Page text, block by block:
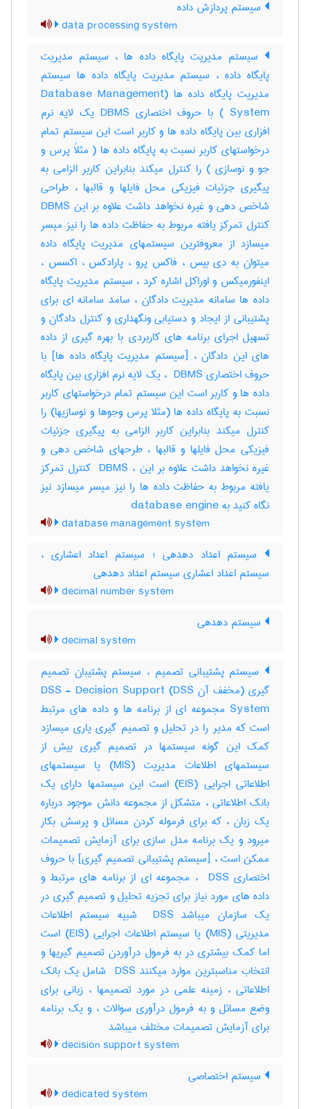
سیستم پردازش داده
data processing system
سیستم مدیریت پایگاه داده ها ، سیستم مدیریت
پایگاه داده ، سیستم مدیریت پایگاه داده ها سیستم
مدیریت پایگاه داده ها (Database Management
System ) با حروف اختصاری DBMS یک لایه نرم
افزاری بین پایگاه داده ها و کاربر است این سیستم تمام
درخواستهای کاربر نسبت به پایگاه داده ها ( مثلاً پرس و
جو و نوسازی ) را کنترل میکند بنابراین کاربر الزامی به
پیگیری جزئیات فیزیکی محل فایلها و قالبها ، طراحی
شاخص دهی و غیره نخواهد داشت علاوه بر این DBMS
کنترل تمرکز یافته مربوط به حفاظت داده ها را نیز میسر
میسازد از معروفترین سیستمهای مدیریت پایگاه داده
میتوان به دی بیس ، فاکس پرو ، پارادکس ، اکسس ،
اینفورمیکس و اوراکل اشاره کرد ، سیستم مدیریت پایگاه
داده ها سامانه مدیریت دادگان ، سامد سامانه ای برای
پشتیبانی از ایجاد و دستیابی ونگهداری و کنترل دادگان و
تسهیل اجرای برنامه های کاربردی با بهره گیری از داده
های این دادگان ، [سیستم مدیریت پایگاه داده ها] با
حروف اختصاری ‎ DBMS ، یک لایه نرم افزاری بین پایگاه
داده ها و کاربر است این سیستم تمام درخواستهای کاربر
نسبت به پایگاه داده ها (مثلا پرس وجوها و نوسازیها) را
کنترل میکند بنابراین کاربر الزامی به پیگیری جزئیات
فیزیکی محل فایلها و قالبها ، طرحهای شاخص دهی و
غیره نخواهد داشت علاوه بر این ، ‎ DBMS کنترل تمرکز
یافته مربوط به حفاظت داده ها را نیز میسر میسازد نیز
نگاه کنید به ‎ database engine
database management system
سیستم اعداد دهدهی ؛ سیستم اعداد اعشاری ،
سیستم اعداد اعشاری سیستم اعداد دهدهی
decimal number system
سیستم دهدهی
decimal system
سیستم پشتیبانی تصمیم ، سیستم پشتیبان تصمیم
گیری (مخفف آن DSS) DSS - Decision Support
System مجموعه ای از برنامه ها و داده های مرتبط
است که مدیر را در تحلیل و تصمیم گیری یاری میسازد
کمک این گونه سیستمها در تصمیم گیری بیش از
سیستمهای اطلاعات مدیریت (MIS) یا سیستمهای
اطلاعاتی اجرایی (EIS) است این سیستمها دارای یک
بانک اطلاعاتی ، متشکل از مجموعه دانش موجود درباره
یک زبان ، که برای فرموله کردن مسائل و پرسش بکار
میرود و یک برنامه مدل سازی برای آزمایش تصمیمات
ممکن است ، [سیستم پشتیبانی تصمیم گیری] با حروف
اختصاری ‎ DSS ، مجموعه ای از برنامه های مرتبط و
داده های مورد نیاز برای تجزیه تحلیل و تصمیم گیری در
یک سازمان میباشد ‎ DSS شبیه سیستم اطلاعات
مدیریتی (‎MIS) یا سیستم اطلاعات اجرایی (‎EIS) است
اما کمک بیشتری در به فرمول درآوردن تصمیم گیریها و
انتخاب مناسبترین موارد میکنند ‎ DSS شامل یک بانک
اطلاعاتی ، زمینه علمی در مورد تصمیمها ، زبانی برای
وضع مسائل و به فرمول درآوری سوالات ، و یک برنامه
برای آزمایش تصمیمات مختلف میباشد
decision support system
سیستم اختصاصی
dedicated system